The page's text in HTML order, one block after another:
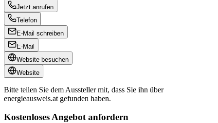
Jetzt anrufen
Telefon
E-Mail schreiben
E-Mail
Website besuchen
Website
Bitte teilen Sie dem Aussteller mit, dass Sie ihn über
energieausweis.at gefunden haben.
Kostenloses Angebot anfordern